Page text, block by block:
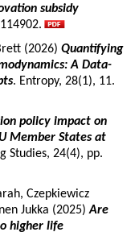
subsidy
(2026) Quantifying
A Data-
. Entropy, 28(1), 11.
policy impact on
Member States at
Studies, 24(4), pp.
Czepkiewicz
Jukka (2025)Are
higher life